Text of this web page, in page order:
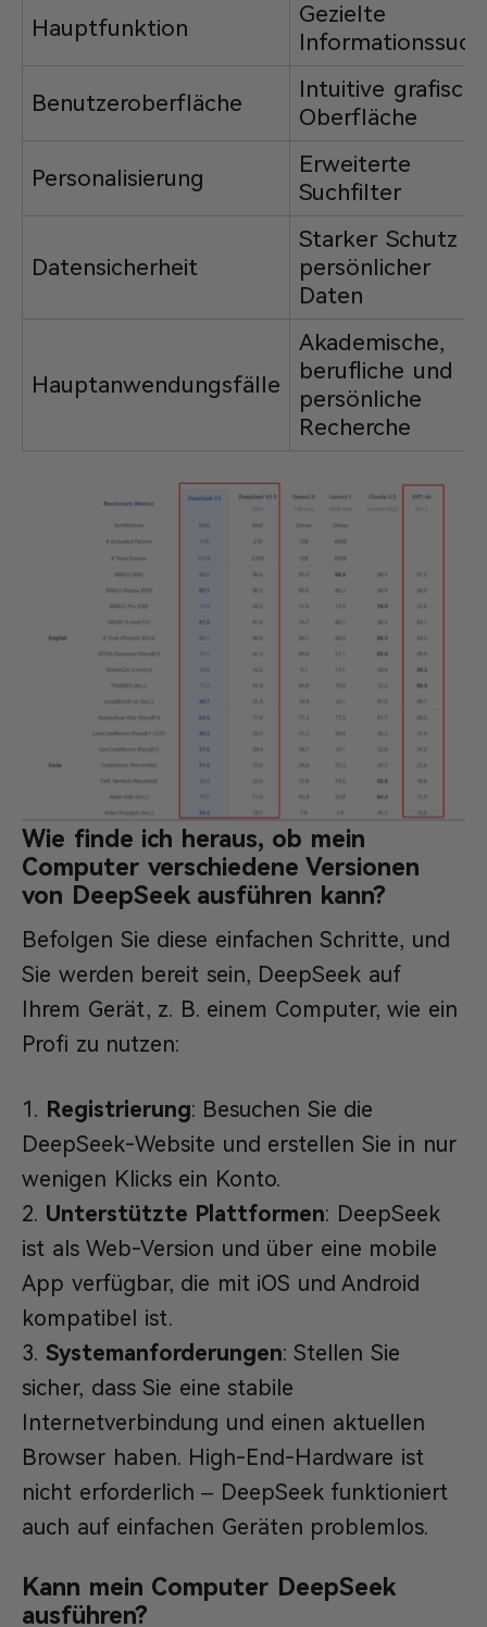
Hauptfunktion
Gezielte
Benutzeroberfläche
Intuitive
Oberfläche
Personalisierung
Erweiterte
Suchfilter
Datensicherheit
Starker Schutz
persönlicher
Daten
Hauptanwendungsfälle
Akademische,
berufliche und
persönliche
Recherche
Wie finde ich heraus, ob mein
Computer verschiedene Versionen
von DeepSeek ausführen kann?
Befolgen Sie diese einfachen Schritte, und
Sie werden bereit sein, DeepSeek auf
Ihrem Gerät, z. B. einem Computer, wie ein
Profi zu nutzen:
Registrierung: Besuchen Sie die
DeepSeek-Website und erstellen Sie in nur
wenigen Klicks ein Konto.
Unterstützte Plattformen: DeepSeek
ist als Web-Version und über eine mobile
App verfügbar, die mit iOS und Android
kompatibel ist.
Systemanforderungen: Stellen Sie
sicher, dass Sie eine stabile
Internetverbindung und einen aktuellen
Browser haben. High-End-Hardware ist
nicht erforderlich – DeepSeek funktioniert
auch auf einfachen Geräten problemlos.
Kann mein Computer DeepSeek
ausführen?